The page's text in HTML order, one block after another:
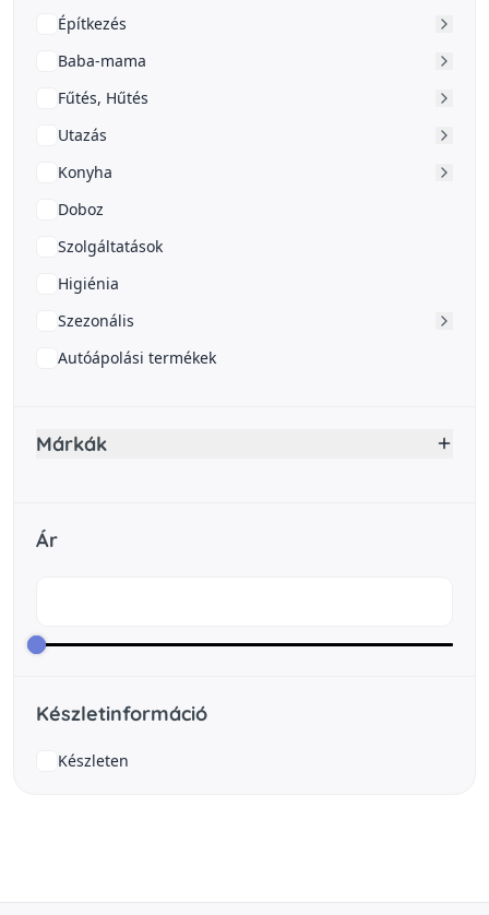
Építkezés
Baba-mama
Fűtés, Hűtés
Utazás
Konyha
Doboz
Szolgáltatások
Higiénia
Szezonális
Autóápolási termékek
Márkák
Ár
Készletinformáció
Készleten